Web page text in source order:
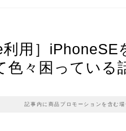
利用］
色々困っている
記事内に商品プロモーションを含む